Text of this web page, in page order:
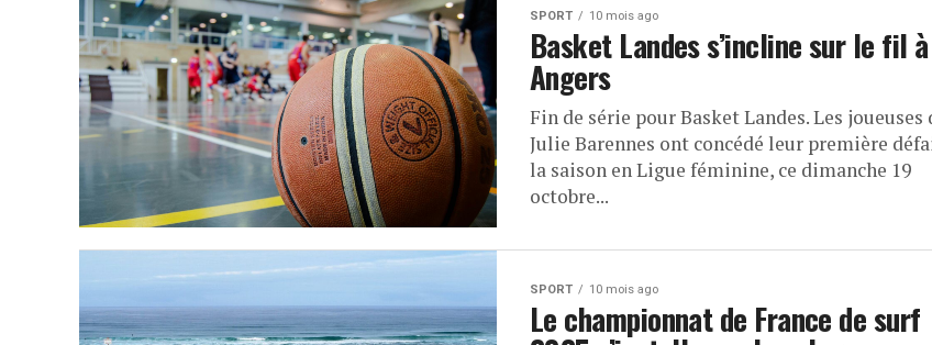
SPORT 10 mois ago
Basket Landes s’incline sur le fil à
Angers
Fin de série pour Basket Landes. Les joueuses
Julie Barennes ont concédé leur première
la saison en Ligue féminine, ce dimanche 19
octobre...
SPORT 10 mois ago
Le championnat de France de surf